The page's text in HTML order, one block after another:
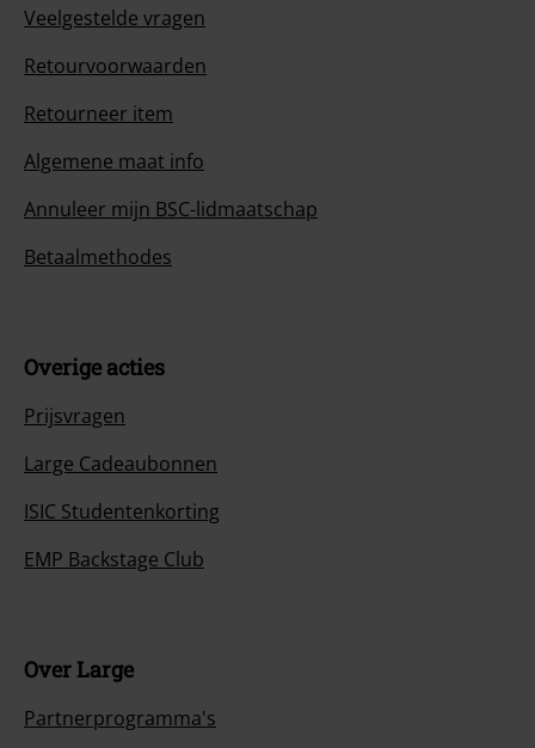
Veelgestelde vragen
Retourvoorwaarden
Retourneer item
Algemene maat info
Annuleer mijn BSC-lidmaatschap
Betaalmethodes
Overige acties
Prijsvragen
Large Cadeaubonnen
ISIC Studentenkorting
EMP Backstage Club
Over Large
Partnerprogramma's